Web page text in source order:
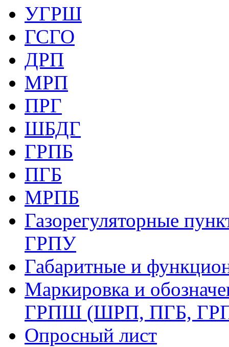
УГРШ
ГСГО
ДРП
МРП
ПРГ
ШБДГ
ГРПБ
ПГБ
МРПБ
Газорегуляторные
ГРПУ
Габаритные и
Маркировка и
ГРПШ (ШРП, ПГБ,
Опросный лист